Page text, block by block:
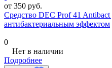
от 350 руб.
Средство DEC Prof 41 Antibact
антибактериальным эффектом
0
Нет в наличии
Подробнее